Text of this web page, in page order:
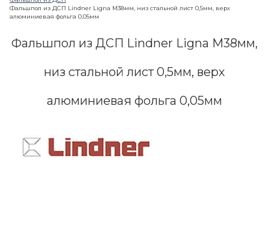
Фальшпол из ДСП Lindner Ligna М38мм,
низ стальной лист 0,5мм, верх
алюминиевая фольга 0,05мм